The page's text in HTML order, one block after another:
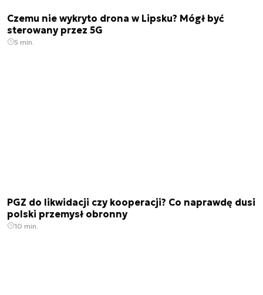
Czemu nie wykryto drona w Lipsku? Mógł być
sterowany przez 5G
5 min.
PGZ do likwidacji czy kooperacji? Co naprawdę dusi
polski przemysł obronny
10 min.